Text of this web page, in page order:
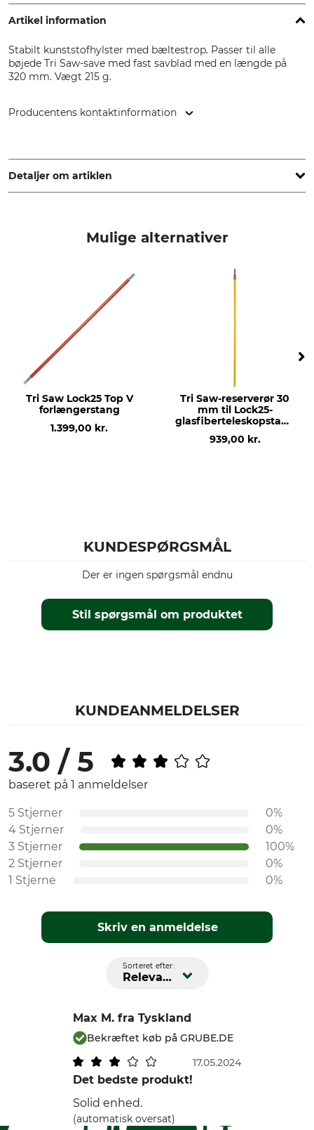
Artikel information
Stabilt kunststofhylster med bæltestrop. Passer til alle
bøjede Tri Saw-save med fast savblad med en længde på
320 mm. Vægt 215 g.
Producentens kontaktinformation
www.grube.de
Detaljer om artiklen
Made in South Korea
Mulige alternativer
Tri Saw Lock25 Top V
forlængerstang
1.399,00 kr.
Tri Saw-reserverør 30
mm til Lock25-
glasfiberteleskopstang
Strong
939,00 kr.
KUNDESPØRGSMÅL
Stil spørgsmål om produktet
Der er ingen spørgsmål endnu
KUNDEANMELDELSER
3.0 / 5
baseret på 1 anmeldelser
5 Stjerner
0%
4 Stjerner
0%
3 Stjerner
100%
2 Stjerner
0%
1 Stjerne
0%
Skriv en anmeldelse
Sorteret efter:
Relevans
Max M. fra Tyskland
Bekræftet køb på GRUBE.DE
Det bedste produkt!
17.05.2024
Solid enhed.
(automatisk oversat)